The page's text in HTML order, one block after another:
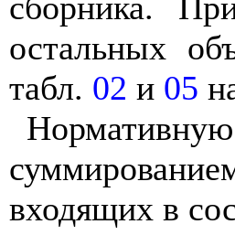
сборника.
остальных
табл. 02 и 05
входящих в